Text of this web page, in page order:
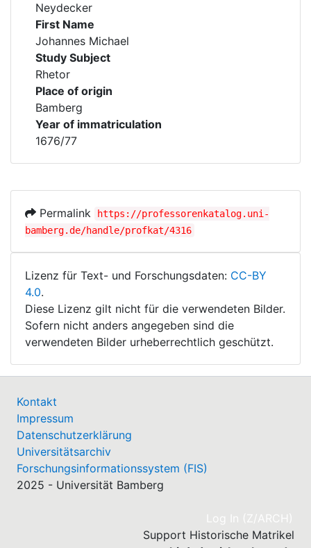
Neydecker
First Name
Johannes Michael
Study Subject
Rhetor
Place of origin
Bamberg
Year of immatriculation
1676/77
Permalink
https://professorenkatalog.uni-
bamberg.de/handle/profkat/4316
Lizenz für Text- und Forschungsdaten: CC-BY
4.0.
Diese Lizenz gilt nicht für die verwendeten Bilder.
Sofern nicht anders angegeben sind die
verwendeten Bilder urheberrechtlich geschützt.
Kontakt
Impressum
Datenschutzerklärung
Universitätsarchiv
Forschungsinformationssystem (FIS)
2025 - Universität Bamberg
Log In (Z/ARCH)
Support Historische Matrikel